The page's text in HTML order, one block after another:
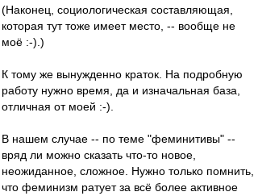
(Наконец, социологическая составляющая,
которая тут тоже имеет место, -- вообще не
моё :-).)
К тому же вынужденно краток. На подробную
работу нужно время, да и изначальная база,
отличная от моей :-).
В нашем случае -- по теме "феминитивы" --
вряд ли можно сказать что-то новое,
неожиданное, сложное. Нужно только помнить,
что феминизм ратует за всё более активное